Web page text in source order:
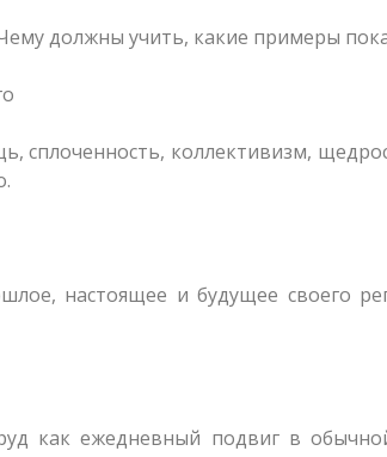
должны учить, какие примеры
сплоченность, коллективизм,
настоящее и будущее своего
как ежедневный подвиг в